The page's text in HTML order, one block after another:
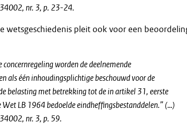
nr. 3, p. 23-24.
wetsgeschiedenis pleit ook voor een
worden de deelnemende
als één inhoudingsplichtige beschouwd voor de
belasting met betrekking tot de in artikel 31, eerste
Wet LB 1964 bedoelde eindheffingsbestanddelen.” (…)
nr. 3, p. 59.